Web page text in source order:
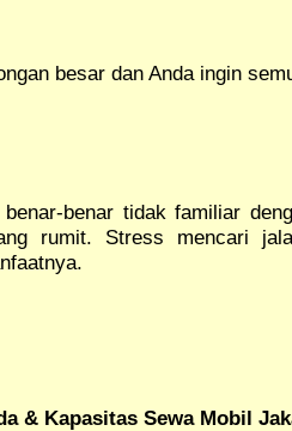
besar dan Anda ingin
benar tidak familiar
rumit. Stress mencari
& Kapasitas Sewa Mobil